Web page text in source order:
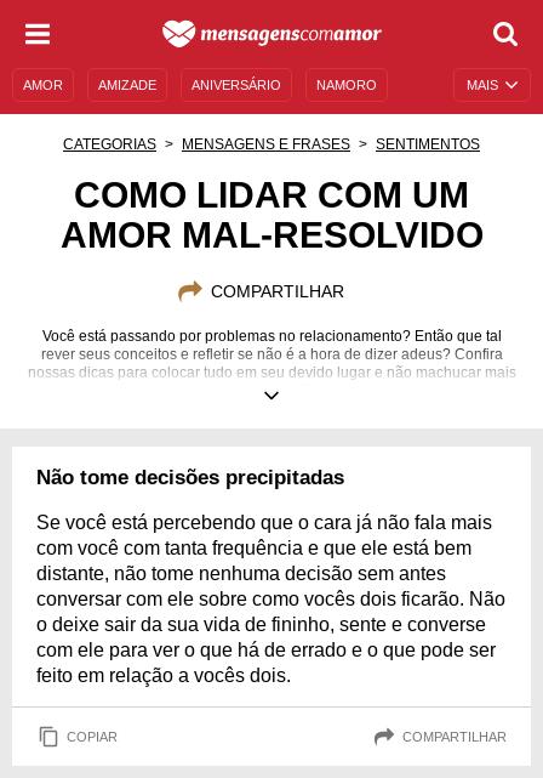
MAIS
AMOR AMIZADE ANIVERSÁRIO NAMORO
MENSAGENS E FRASES MENSAGENS DE ANIVERSÁRIO
CATEGORIAS MENSAGENS E FRASES SENTIMENTOS
COMO LIDAR COM UM
AMOR MAL-RESOLVIDO
COMPARTILHAR
Você está passando por problemas no relacionamento? Então que tal
rever seus conceitos e refletir se não é a hora de dizer adeus? Confira
nossas dicas para colocar tudo em seu devido lugar e não machucar mais
o seu coração!
Não tome decisões precipitadas
Se você está percebendo que o cara já não fala mais
com você com tanta frequência e que ele está bem
distante, não tome nenhuma decisão sem antes
conversar com ele sobre como vocês dois ficarão. Não
o deixe sair da sua vida de fininho, sente e converse
com ele para ver o que há de errado e o que pode ser
feito em relação a vocês dois.
COPIAR COMPARTILHAR